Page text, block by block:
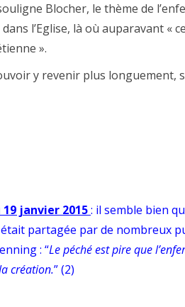
Blocher, le thème de
l’Eglise, là où auparavant «
».
y revenir plus longuement,
janvier 2015: il semble bien
partagée par de nombreux
: “Le péché est pire que
création.” (2)